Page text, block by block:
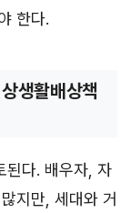
한다.
생활배상책
된다. 배우자, 자
지만, 세대와 거